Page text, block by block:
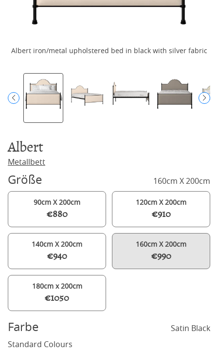
Albert iron/metal upholstered bed in black with silver fabric
Albert
Metallbett
Größe 160cm X 200cm
90cm X 200cm
€880
120cm X 200cm
€910
140cm X 200cm
€940
160cm X 200cm
€990
180cm x 200cm
€1050
Farbe
Satin Black
Standard Colours